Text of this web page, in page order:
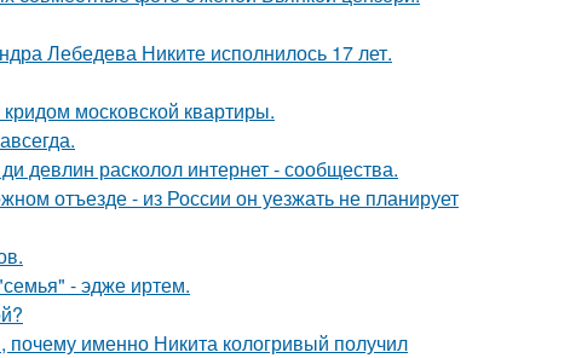
Лебедева Никите исполнилось 17 лет.
московской квартиры.
девлин расколол интернет - сообщества.
отъезде - из России он уезжать не планирует
- эдже иртем.
почему именно Никита кологривый получил